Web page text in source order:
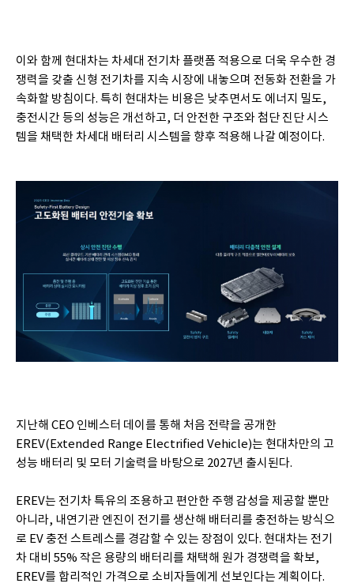
이와 함께 현대차는 차세대 전기차 플랫폼 적용으로 더욱 우수한 경
쟁력을 갖출 신형 전기차를 지속 시장에 내놓으며 전동화 전환을 가
속화할 방침이다. 특히 현대차는 비용은 낮추면서도 에너지 밀도,
충전시간 등의 성능은 개선하고, 더 안전한 구조와 첨단 진단 시스
템을 채택한 차세대 배터리 시스템을 향후 적용해 나갈 예정이다.
지난해 CEO 인베스터 데이를 통해 처음 전략을 공개한
EREV(Extended Range Electrified Vehicle)는 현대차만의 고
성능 배터리 및 모터 기술력을 바탕으로 2027년 출시된다.
EREV는 전기차 특유의 조용하고 편안한 주행 감성을 제공할 뿐만
아니라, 내연기관 엔진이 전기를 생산해 배터리를 충전하는 방식으
로 EV 충전 스트레스를 경감할 수 있는 장점이 있다. 현대차는 전기
차 대비 55% 작은 용량의 배터리를 채택해 원가 경쟁력을 확보,
EREV를 합리적인 가격으로 소비자들에게 선보인다는 계획이다.